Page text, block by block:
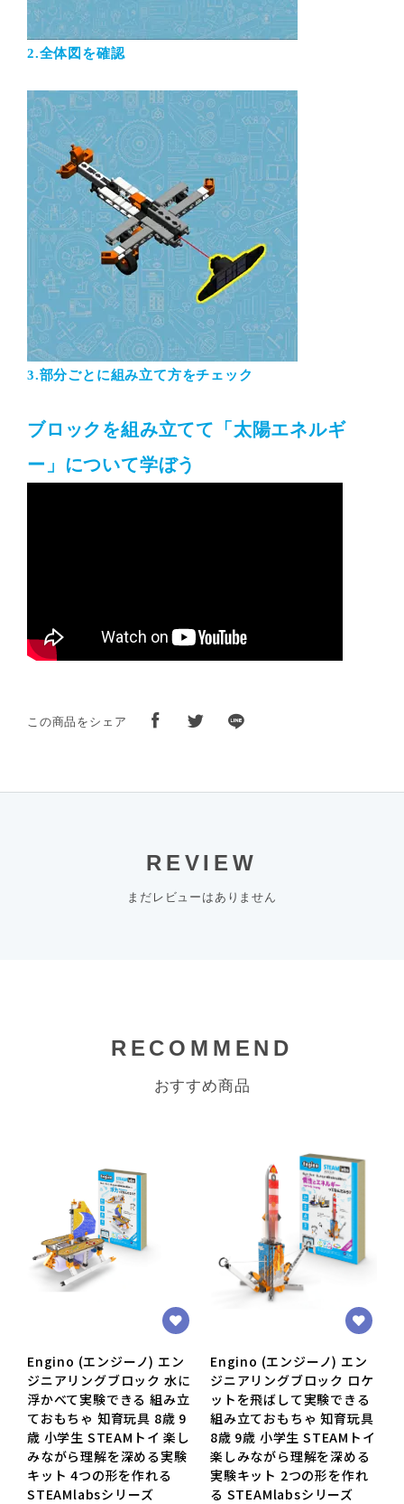
2.全体図を確認
3.部分ごとに組み立て方をチェック
ブロックを組み立てて「太陽エネルギ
ー」について学ぼう
この商品をシェア
REVIEW
まだレビューはありません
RECOMMEND
おすすめ商品
Engino (エンジーノ) エン
ジニアリングブロック 水に
浮かべて実験できる 組み立
ておもちゃ 知育玩具 8歳 9
歳 小学生 STEAMトイ 楽し
みながら理解を深める実験
キット 4つの形を作れる
STEAMlabsシリーズ
Engino (エンジーノ) エン
ジニアリングブロック ロケ
ットを飛ばして実験できる
組み立ておもちゃ 知育玩具
8歳 9歳 小学生 STEAMトイ
楽しみながら理解を深める
実験キット 2つの形を作れ
る STEAMlabsシリーズ